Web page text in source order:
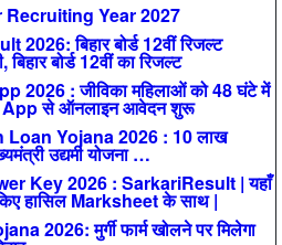
Year 2027
बिहार बोर्ड 12वीं रिजल्ट
बोर्ड 12वीं का रिजल्ट
2026 : जीविका महिलाओं को 48 घंटे में
App से ऑनलाइन आवेदन शुरू
Yojana 2026 : 10 लाख
उद्यमी योजना …
Key 2026 : SarkariResult | यहाँ
हासिल Marksheet के साथ |
2026: मुर्गी फार्म खोलने पर मिलेगा